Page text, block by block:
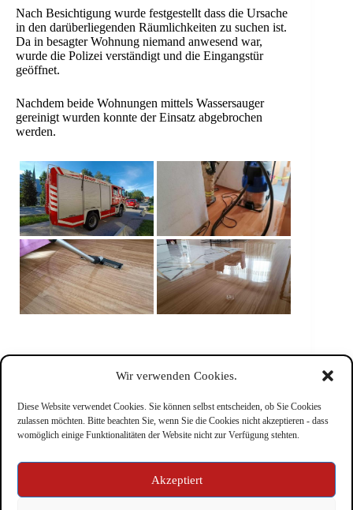
Wir verwenden Cookies.
Diese Website verwendet Cookies. Sie können selbst entscheiden, ob Sie Cookies
zulassen möchten. Bitte beachten Sie, wenn Sie die Cookies nicht akzeptieren - dass
womöglich einige Funktionalitäten der Website nicht zur Verfügung stehten.
Akzeptiert
Nach Besichtigung wurde festgestellt dass die Ursache
in den darüberliegenden Räumlichkeiten zu suchen ist.
Da in besagter Wohnung niemand anwesend war,
wurde die Polizei verständigt und die Eingangstür
geöffnet.
Nachdem beide Wohnungen mittels Wassersauger
gereinigt wurden konnte der Einsatz abgebrochen
werden.